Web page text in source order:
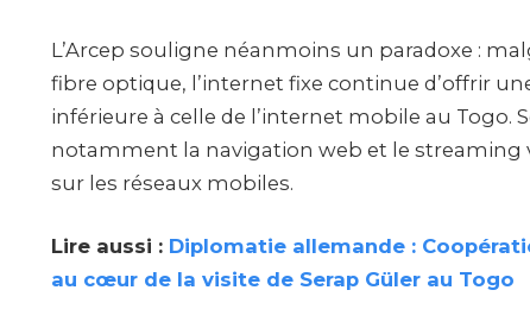
L’Arcep souligne néanmoins un paradoxe :
fibre optique, l’internet fixe continue d’offrir
inférieure à celle de l’internet mobile au Togo.
notamment la navigation web et le
sur les réseaux mobiles.
Lire aussi : Diplomatie allemande :
au cœur de la visite de Serap Güler au Togo